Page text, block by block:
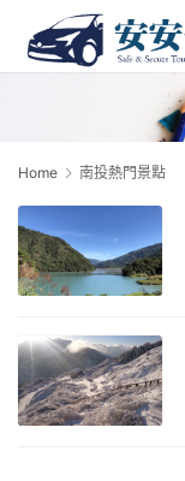
Home 南投熱門景點